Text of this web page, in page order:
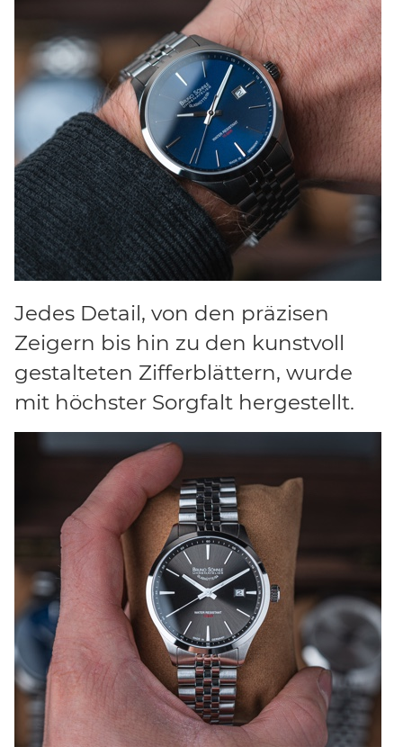
Jedes Detail, von den präzisen
Zeigern bis hin zu den kunstvoll
gestalteten Zifferblättern, wurde
mit höchster Sorgfalt hergestellt.